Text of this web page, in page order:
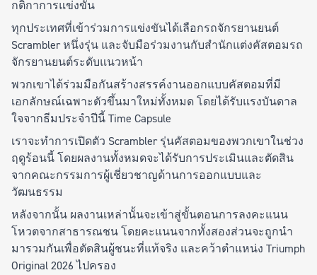
กติกาการแข่งขัน
ทุกประเทศที่เข้าร่วมการแข่งขันได้เลือกรถจักรยานยนต์
Scrambler หนึ่งรุ่น และจับมือร่วมงานกับสำนักแต่งคัสตอมรถ
จักรยานยนต์ระดับแนวหน้า
พวกเขาได้ร่วมมือกันสร้างสรรค์งานออกแบบคัสตอมที่มี
เอกลักษณ์เฉพาะตัวขึ้นมาใหม่ทั้งหมด โดยได้รับแรงบันดาล
ใจจากธีมประจำปีนี้ Time Capsule
เราจะทำการเปิดตัว Scrambler รุ่นคัสตอมของพวกเขาในช่วง
ฤดูร้อนนี้ โดยผลงานทั้งหมดจะได้รับการประเมินและตัดสิน
จากคณะกรรมการผู้เชี่ยวชาญด้านการออกแบบและ
วัฒนธรรม
หลังจากนั้น ผลงานเหล่านั้นจะเข้าสู่ขั้นตอนการลงคะแนน
โหวตจากสาธารณชน โดยคะแนนจากทั้งสองส่วนจะถูกนำ
มารวมกันเพื่อตัดสินผู้ชนะที่แท้จริง และคว้าตำแหน่ง Triumph
Original 2026 ไปครอง